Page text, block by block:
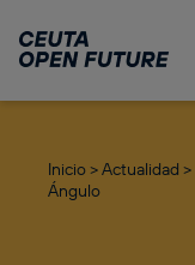
contenido
principal
Inicio >Actualidad >
Ángulo